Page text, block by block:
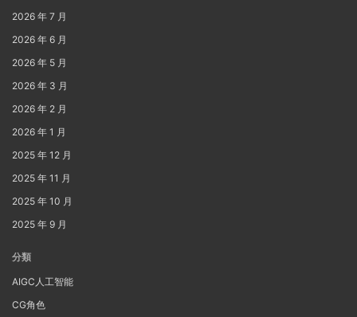
2026 年 7 月
2026 年 6 月
2026 年 5 月
2026 年 3 月
2026 年 2 月
2026 年 1 月
2025 年 12 月
2025 年 11 月
2025 年 10 月
2025 年 9 月
分類
AIGC人工智能
CG角色